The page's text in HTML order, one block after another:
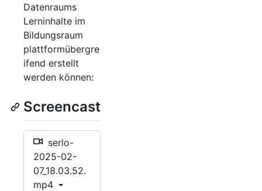
Datenraums
Lerninhalte im
Bildungsraum
plattformübergre
ifend erstellt
werden können:
Screencast
serlo-
2025-02-
07_18.03.52.
mp4